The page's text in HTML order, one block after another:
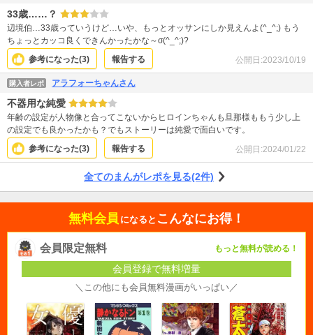
33歳……？
辺境伯…33歳っていうけど…いや、もっとオッサンにしか見えんよ(^_^;) もう
ちょっとカッコ良くできんかったかな～σ(^_^;)?
参考になった(3) 報告する 公開日:2023/10/19
購入者レポ アラフォーちゃんさん
不器用な純愛
年齢の設定が人物像と合ってこないからヒロインちゃんも旦那様ももう少し上
の設定でも良かったかも？でもストーリーは純愛で面白いです。
参考になった(3) 報告する 公開日:2024/01/22
全てのまんがレポを見る(2件)
無料会員 になると こんなにお得！
会員限定無料 もっと無料が読める！
会員登録で無料増量
＼この他にも会員無料漫画がいっぱい／